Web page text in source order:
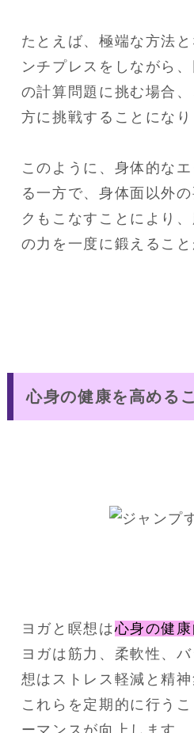
たとえば、極端な方法
ンチプレスをしながら
の計算問題に挑む場合
方に挑戦することになり
このように、身体的な
る一方で、身体面以外
クもこなすことにより
の力を一度に鍛えること
心身の健康を高める
ヨガと瞑想は心身の健
ヨガは筋力、柔軟性、
想はストレス軽減と精神
これらを定期的に行う
ーマンスが向上します。